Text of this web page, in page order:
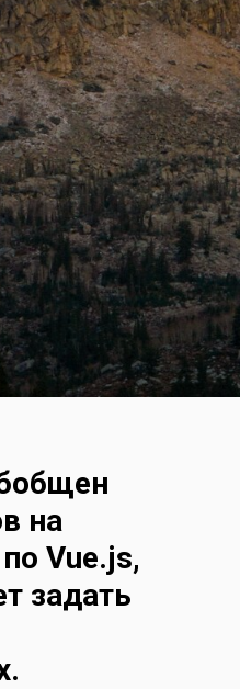
на
Vue.js,
задать